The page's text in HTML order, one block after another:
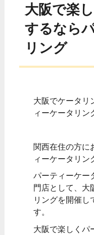
大阪で楽
するなら
リング
大阪でケータリ
ィーケータリ
関西在住の方に
ィーケータリン
パーティーケー
門店として、大
リングを開催し
す。
大阪で楽しくパ